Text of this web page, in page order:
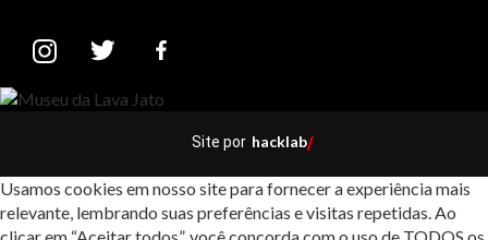
Site por hacklab/
Usamos cookies em nosso site para fornecer a experiência mais
relevante, lembrando suas preferências e visitas repetidas. Ao